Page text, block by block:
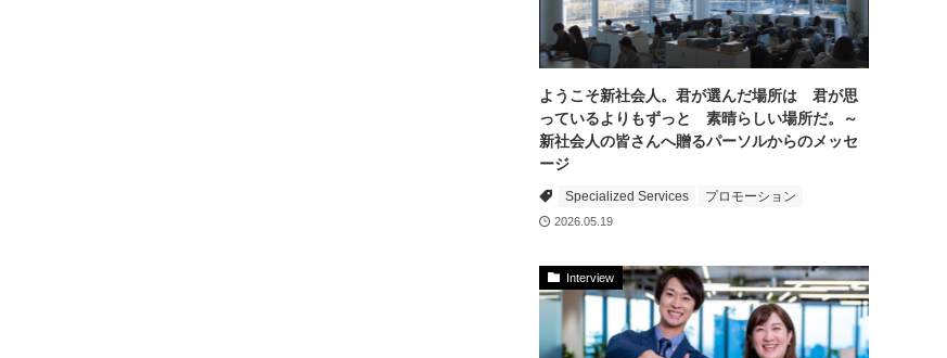
ようこそ新社会人。君が選んだ場所は 君が思
っているよりもずっと 素晴らしい場所だ。～
新社会人の皆さんへ贈るパーソルからのメッセ
ージ
Specialized Services プロモーション
2026.05.19
Interview